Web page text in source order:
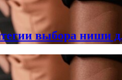
выбора ниши